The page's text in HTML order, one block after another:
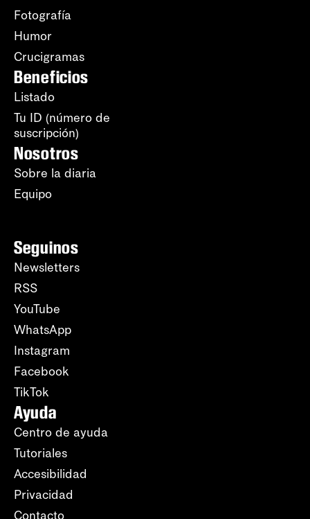
Fotografía
Humor
Crucigramas
Beneficios
Listado
Tu ID (número de
suscripción)
Nosotros
Sobre la diaria
Equipo
Seguinos
Newsletters
RSS
YouTube
WhatsApp
Instagram
Facebook
TikTok
Ayuda
Centro de ayuda
Tutoriales
Accesibilidad
Privacidad
Contacto